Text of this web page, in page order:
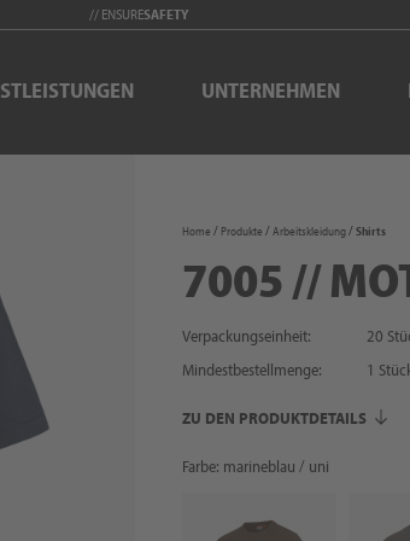
// ENSURESAFETY
UNTERNEHMEN
Home Produkte Arbeitskleidung Shirts
7005 //
Verpackungseinheit:
20
Mindestbestellmenge:
1
ZU DEN PRODUKTDETAILS
Farbe: marineblau / uni